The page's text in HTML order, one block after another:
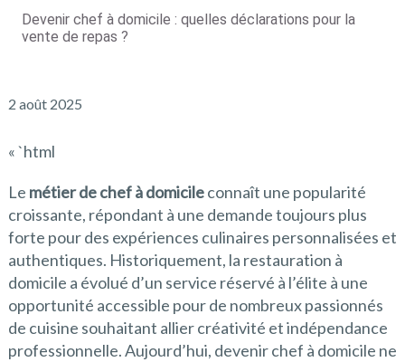
Devenir chef à domicile : quelles déclarations pour la
vente de repas ?
2 août 2025
« `html
Le métier de chef à domicileconnaît une popularité
croissante, répondant à une demande toujours plus
forte pour des expériences culinaires personnalisées et
authentiques. Historiquement, la restauration à
domicile a évolué d’un service réservé à l’élite à une
opportunité accessible pour de nombreux passionnés
de cuisine souhaitant allier créativité et indépendance
professionnelle. Aujourd’hui, devenir chef à domicile ne